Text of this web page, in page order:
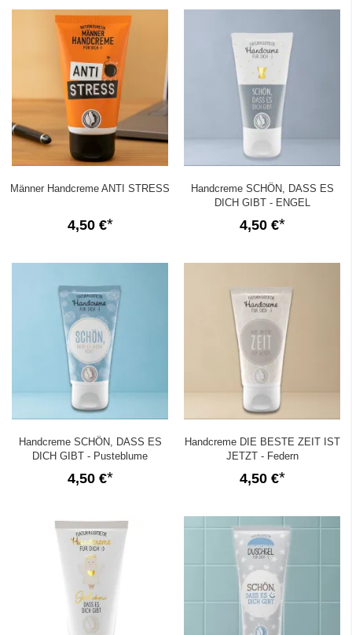
Männer Handcreme ANTI STRESS
4,50 €
Handcreme SCHÖN, DASS ES
DICH GIBT - ENGEL
4,50 €
Handcreme SCHÖN, DASS ES
DICH GIBT - Pusteblume
4,50 €
Handcreme DIE BESTE ZEIT IST
JETZT - Federn
4,50 €